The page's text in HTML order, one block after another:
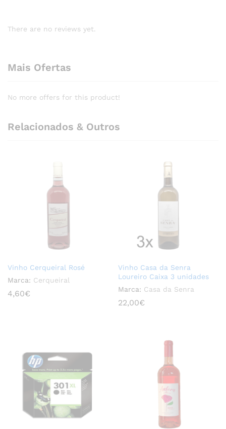
There are no reviews yet.
Mais Ofertas
No more offers for this product!
Relacionados & Outros
Vinho Cerqueiral Rosé
Marca: Cerqueiral
4,60€
Vinho Casa da Senra
Loureiro Caixa 3 unidades
Marca: Casa da Senra
22,00€